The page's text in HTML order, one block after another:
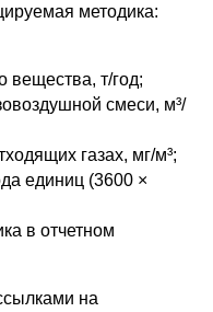
методика:
т/год;
смеси, м³/
газах, мг/м³;
единиц (3600 ×
в отчетном
на